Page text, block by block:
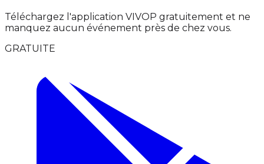
Téléchargez l'application VIVOP gratuitement et ne
manquez aucun événement près de chez vous.
GRATUITE